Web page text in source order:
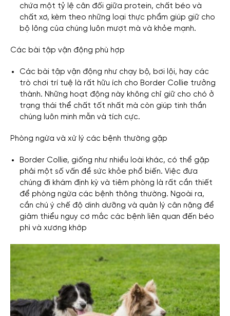
chứa một tỷ lệ cân đối giữa protein, chất béo và
chất xơ, kèm theo những loại thực phẩm giúp giữ cho
bộ lông của chúng luôn mượt mà và khỏe mạnh.
Các bài tập vận động phù hợp
Các bài tập vận động như chạy bộ, bơi lội, hay các
trò chơi trí tuệ là rất hữu ích cho Border Collie trưởng
thành. Những hoạt động này không chỉ giữ cho chó ở
trạng thái thể chất tốt nhất mà còn giúp tinh thần
chúng luôn minh mẫn và tích cực.
Phòng ngừa và xử lý các bệnh thường gặp
Border Collie, giống như nhiều loài khác, có thể gặp
phải một số vấn đề sức khỏe phổ biến. Việc đưa
chúng đi khám định kỳ và tiêm phòng là rất cần thiết
để phòng ngừa các bệnh thông thường. Ngoài ra,
cần chú ý chế độ dinh dưỡng và quản lý cân nặng để
giảm thiểu nguy cơ mắc các bệnh liên quan đến béo
phì và xương khớp